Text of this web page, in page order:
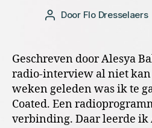
Bericht
Door Flo Dresselaers
Geschreven door Alesya
radio-interview al niet kan
weken geleden was ik te
Coated. Een
verbinding. Daar leerde ik